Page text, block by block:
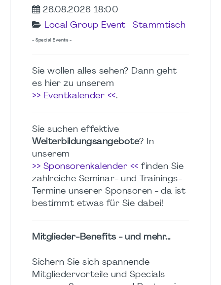
26.08.2026 18:00
Local Group Event
Stammtisch
- Special Events -
Sie wollen alles sehen? Dann geht
es hier zu unserem
>> Eventkalender <<.
Sie suchen effektive
Weiterbildungsangebote? In
unserem
>> Sponsorenkalender << finden Sie
zahlreiche Seminar- und Trainings-
Termine unserer Sponsoren - da ist
bestimmt etwas für Sie dabei!
Mitglieder-Benefits - und mehr...
Sichern Sie sich spannende
Mitgliedervorteile und Specials